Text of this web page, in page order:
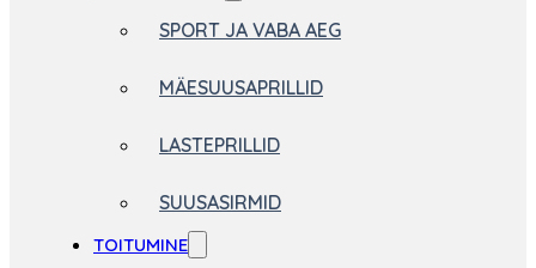
SPORT JA VABA AEG
MÄESUUSAPRILLID
LASTEPRILLID
SUUSASIRMID
TOITUMINE